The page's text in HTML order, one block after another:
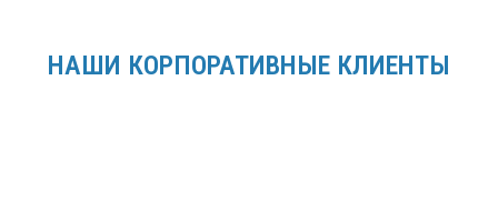
НАШИ КОРПОРАТИВНЫЕ КЛИЕНТЫ